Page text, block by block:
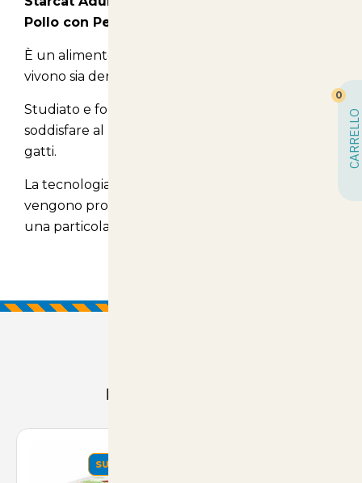
Pollo con Pesce e Verdure 15kg
È un alimento completo per gatti adulti che
vivono sia dentro che fuori le mura domestiche.
Studiato e formulato dai nostri nutrizionisti per
soddisfare al meglio i bisogni dei nostri amati
gatti.
La tecnologia e la formulazione con le quali
vengono prodotti questi croccantini, gli donano
una particolare digeribilità ed appetibilità
Prodotti Consigliati
SUMMER
CARRELLO
0